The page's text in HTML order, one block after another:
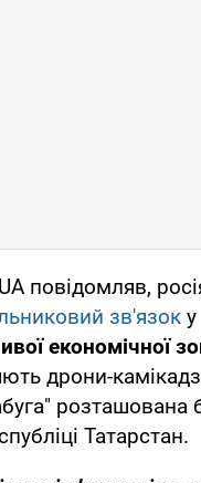
повідомляв,
зв'язок у
​​економічної
дрони-
розташована
Татарстан.